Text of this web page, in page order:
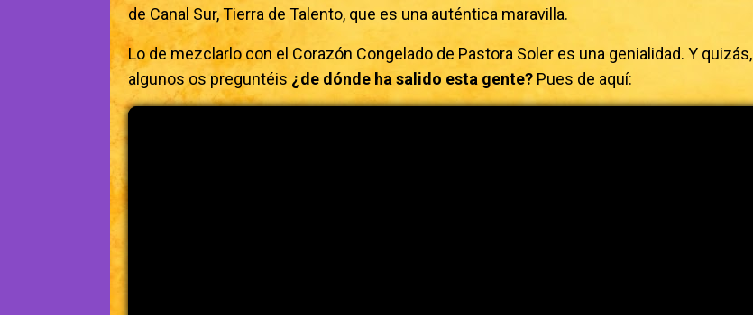
de Canal Sur, Tierra de Talento, que es una auténtica maravilla.
Lo de mezclarlo con el Corazón Congelado de Pastora Soler es una genialidad. Y quizás,
algunos os preguntéis ¿de dónde ha salido esta gente? Pues de aquí: